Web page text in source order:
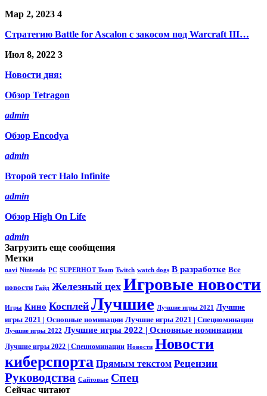
Мар 2, 2023 4
Стратегию Battle for Ascalon с закосом под Warcraft III…
Июл 8, 2022 3
Новости дня:
Обзор Tetragon
admin
Обзор Encodya
admin
Второй тест Halo Infinite
admin
Обзор High On Life
admin
Загрузить еще сообщения
Метки
navi Nintendo PC SUPERHOT Team Twitch watch dogs В разработке Все
новости Гайд Железный цех Игровые новости
Игры Кино Косплей Лучшие Лучшие игры 2021
Лучшие
игры 2021 | Основные номинации Лучшие игры 2021 | Спецноминации
Лучшие игры 2022 Лучшие игры 2022 | Основные номинации
Лучшие игры 2022 | Спецноминации Новости Новости
киберспорта Прямым текстом Рецензии
Руководства Сайтовые Спец
Сейчас читают